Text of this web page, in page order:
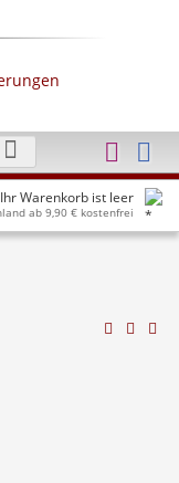
Ihr Warenkorb ist leer
ab 9,90 € kostenfrei